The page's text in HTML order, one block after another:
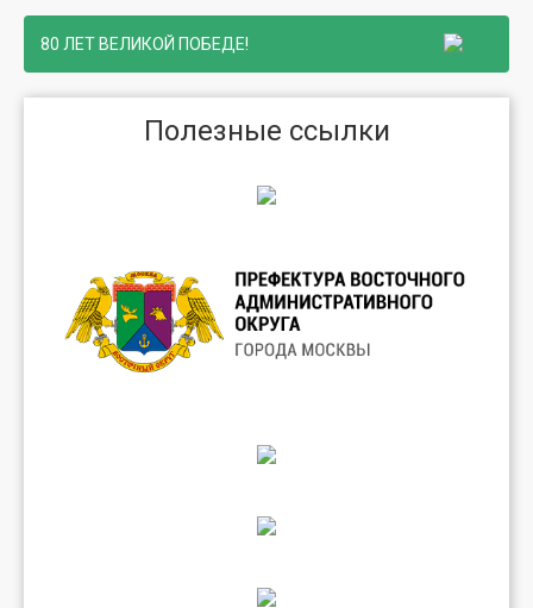
80 ЛЕТ ВЕЛИКОЙ ПОБЕДЕ!
Полезные ссылки